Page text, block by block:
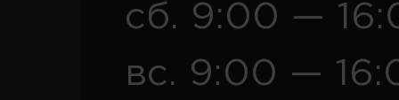
сб. 9:00 —
вс. 9:00 —